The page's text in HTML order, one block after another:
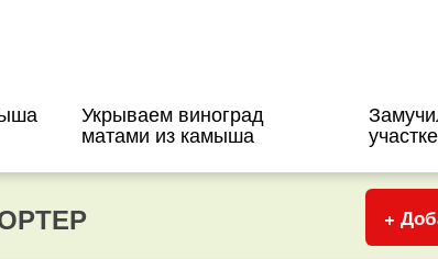
Укрываем виноград
матами из камыша участке
+